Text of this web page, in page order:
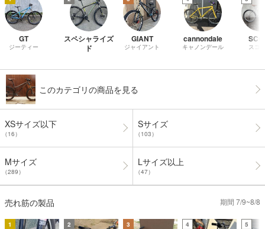
GT
ジーティー
スペシャライズ
ド
GIANT
ジャイアント
cannondale
キャノンデール スコ
このカテゴリの商品を見る
XSサイズ以下
（16）
Sサイズ
（103）
Mサイズ
（289）
Lサイズ以上
（47）
売れ筋の製品 期間 7/9~8/8
1 2 3 4 5